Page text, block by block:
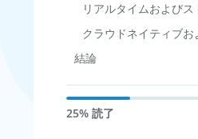
リアルタイムおよび
クラウドネイティブ
結論
25% 読了